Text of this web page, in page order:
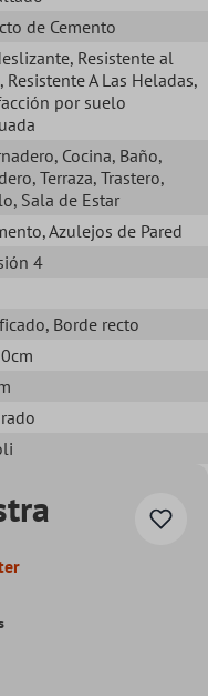
de Cemento
, Resistente al
, Resistente A Las Heladas,
por suelo
, Cocina, Baño,
, Terraza, Trastero,
, Sala de Estar
, Azulejos de Pared
4
, Borde recto